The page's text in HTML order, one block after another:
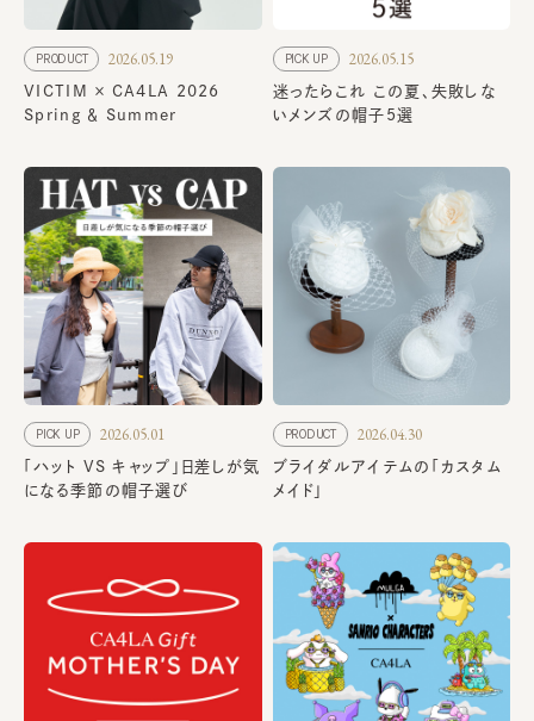
PRODUCT 2026.05.19
VICTIM × CA4LA 2026
Spring ＆ Summer
PICK UP 2026.05.15
迷ったらこれ この夏、失敗しな
いメンズの帽子5選
PICK UP 2026.05.01
「ハット VS キャップ」日差しが気
になる季節の帽子選び
PRODUCT 2026.04.30
ブライダルアイテムの「カスタム
メイド」